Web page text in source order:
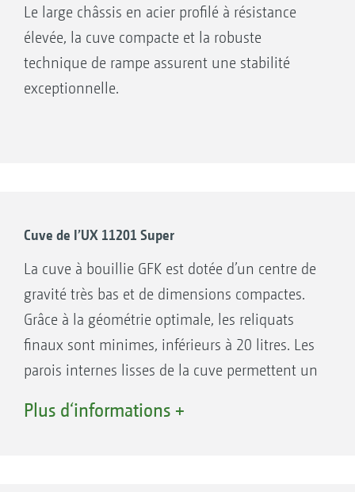
Le large châssis en acier profilé à résistance
élevée, la cuve compacte et la robuste
technique de rampe assurent une stabilité
exceptionnelle.
Cuve de l’UX 11201 Super
La cuve à bouillie GFK est dotée d’un centre de
gravité très bas et de dimensions compactes.
Grâce à la géométrie optimale, les reliquats
finaux sont minimes, inférieurs à 20 litres. Les
parois internes lisses de la cuve permettent un
rinçage offrent un volume nominal global de
Plus d‘informations +